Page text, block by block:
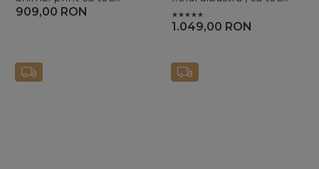
subtire
909,00 RON
1.049,00 RON